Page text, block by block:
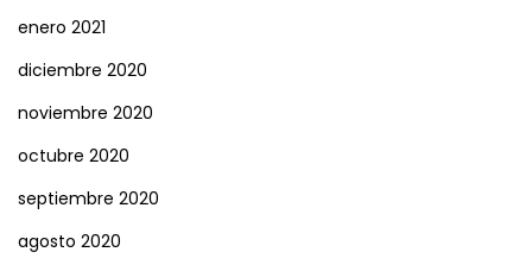
enero 2021
diciembre 2020
noviembre 2020
octubre 2020
septiembre 2020
agosto 2020